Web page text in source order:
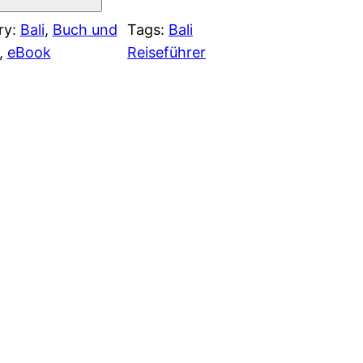
Bali, Buch und
eBook
Tags: Bali
Reiseführer